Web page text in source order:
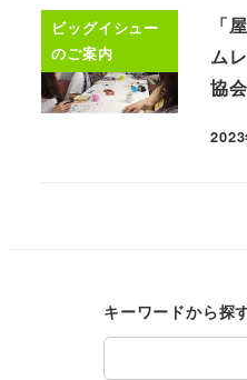
ビッグイシュー
のご案内
「
ム
協
キーワードから探